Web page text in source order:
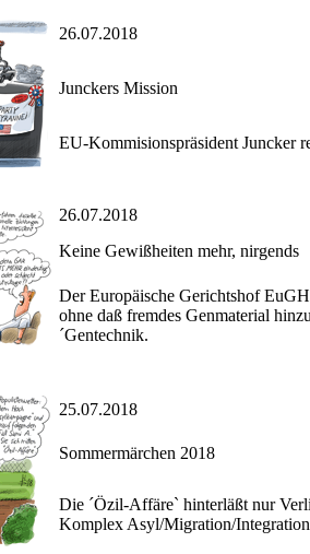
26.07.2018
Junckers Mission
EU-Kommisionspräsident Juncker
26.07.2018
Keine Gewißheiten mehr, nirgends
Der Europäische Gerichtshof
ohne daß fremdes Genmaterial
´Gentechnik.
25.07.2018
Sommermärchen 2018
Die ´Özil-Affäre` hinterläßt nur
Komplex Asyl/Migration/